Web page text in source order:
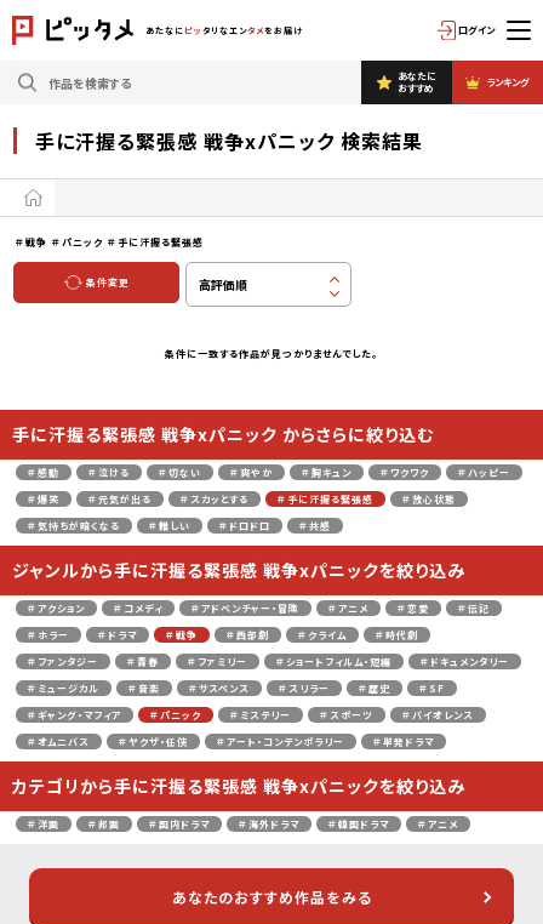
あたなに ピッ タリなエンタメをお届け ログイン
あなたに
おすすめ
ランキング
手に汗握る緊張感 戦争xパニック 検索結果
＃戦争 ＃パニック ＃手に汗握る緊張感
条件変更
条件に一致する作品が見つかりませんでした。
手に汗握る緊張感 戦争xパニック からさらに絞り込む
＃感動 ＃泣ける ＃切ない ＃爽やか ＃胸キュン ＃ワクワク
＃ハッピー
＃爆笑
＃元気が出る ＃スカッとする ＃手に汗握る緊張感
＃放心状態
＃気持ちが暗くなる
＃難しい ＃ドロドロ ＃共感
ジャンルから手に汗握る緊張感 戦争xパニックを絞り込み
＃アクション ＃コメディ ＃アドベンチャー・冒険 ＃アニメ ＃恋愛
＃伝記
＃ホラー
＃ドラマ ＃戦争 ＃西部劇 ＃クライム
＃時代劇
＃ファンタジー
＃青春 ＃ファミリー ＃ショートフィルム・短編
＃ドキュメンタリー
＃ミュージカル
＃音楽 ＃サスペンス ＃スリラー ＃歴史
＃SF
＃ギャング・マフィア
＃パニック ＃ミステリー ＃スポーツ
＃バイオレンス
＃オムニバス
＃ヤクザ・任侠 ＃アート・コンテンポラリー ＃単発ドラマ
カテゴリから手に汗握る緊張感 戦争xパニックを絞り込み
＃洋画 ＃邦画 ＃国内ドラマ ＃海外ドラマ ＃韓国ドラマ ＃アニメ
あなたのおすすめ作品をみる